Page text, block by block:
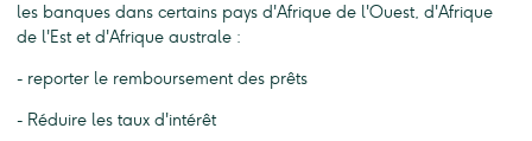
les banques dans certains pays d'Afrique de l'Ouest, d'Afrique
de l'Est et d'Afrique australe :
- reporter le remboursement des prêts
- Réduire les taux d'intérêt